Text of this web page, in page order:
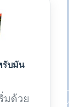
รับมัน
มด้วย